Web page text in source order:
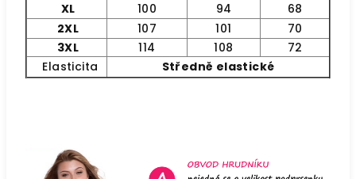
XL
100 94
68
2XL
107 101
70
3XL
114 108
72
Elasticita
Středně elastické